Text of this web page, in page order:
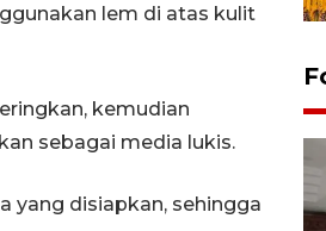
lem di atas kulit
kemudian
sebagai media lukis.
yang disiapkan, sehingga